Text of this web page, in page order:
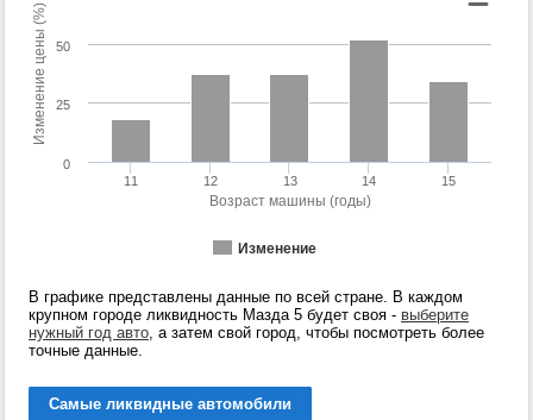
Возраст машины (годы)
Изменение цены (%)
Изменение
11 12 13 14 15
0
25
50
В графике представлены данные по всей стране. В каждом
крупном городе ликвидность Мазда 5 будет своя - выберите
нужный год авто, а затем свой город, чтобы посмотреть более
точные данные.
Самые ликвидные автомобили